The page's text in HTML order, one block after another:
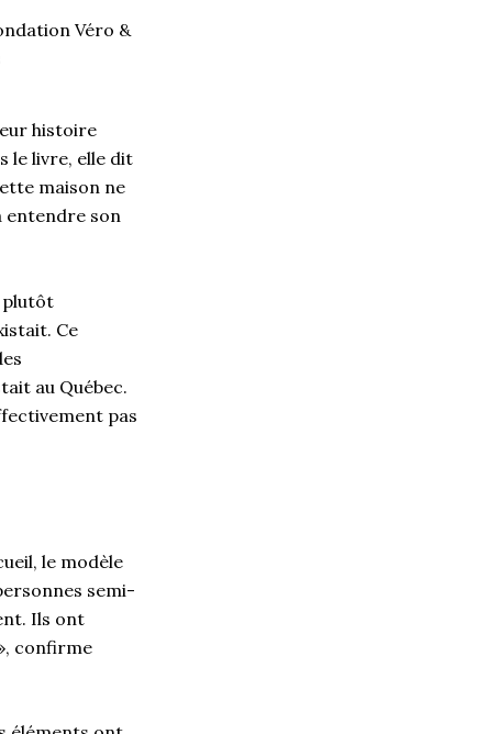
Véro &
histoire
le livre, elle dit
maison ne
entendre son
plutôt
Ce
au Québec.
pas
le modèle
semi-
Ils ont
confirme